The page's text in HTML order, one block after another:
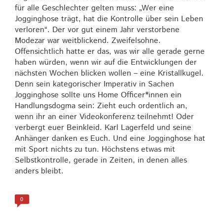
für alle Geschlechter gelten muss: „Wer eine
Jogginghose trägt, hat die Kontrolle über sein Leben
verloren“. Der vor gut einem Jahr verstorbene
Modezar war weitblickend. Zweifelsohne.
Offensichtlich hatte er das, was wir alle gerade gerne
haben würden, wenn wir auf die Entwicklungen der
nächsten Wochen blicken wollen – eine Kristallkugel.
Denn sein kategorischer Imperativ in Sachen
Jogginghose sollte uns Home Officer*innen ein
Handlungsdogma sein: Zieht euch ordentlich an,
wenn ihr an einer Videokonferenz teilnehmt! Oder
verbergt euer Beinkleid. Karl Lagerfeld und seine
Anhänger danken es Euch. Und eine Jogginghose hat
mit Sport nichts zu tun. Höchstens etwas mit
Selbstkontrolle, gerade in Zeiten, in denen alles
anders bleibt.
0